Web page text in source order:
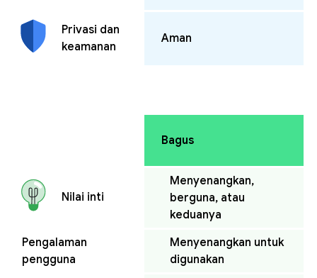
Privasi dan
keamanan
Aman
Bagus
Nilai inti
Menyenangkan,
berguna, atau
keduanya
Pengalaman
pengguna
Menyenangkan untuk
digunakan